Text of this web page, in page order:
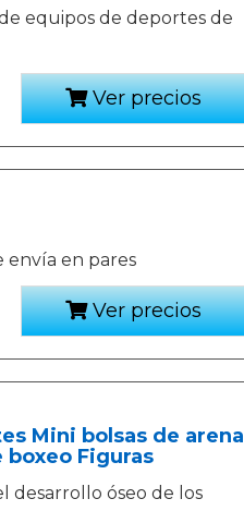
equipos de deportes de
Ver precios
envía en pares
Ver precios
Mini bolsas de arena
Figuras
desarrollo óseo de los